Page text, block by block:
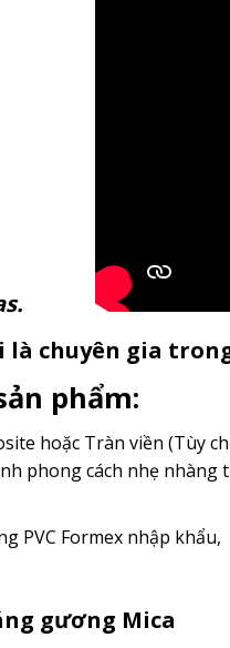
là chuyên gia
phẩm:
hoặc Tràn viền (Tùy
phong cách nhẹ
PVC Formex nhập
gương Mica